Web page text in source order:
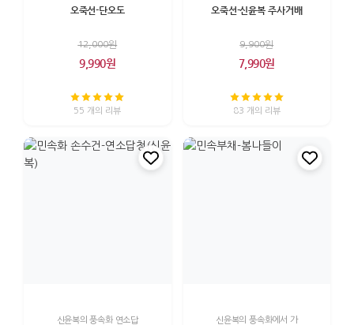
오죽선-단오도
12,000원
9,990원
55 개의 리뷰
오죽선-신윤복 주사거배
9,900원
7,990원
83 개의 리뷰
신윤복의 풍속화 연소답 신윤복의 풍속화에서 가